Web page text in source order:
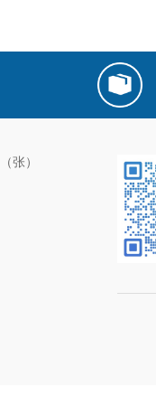
张）